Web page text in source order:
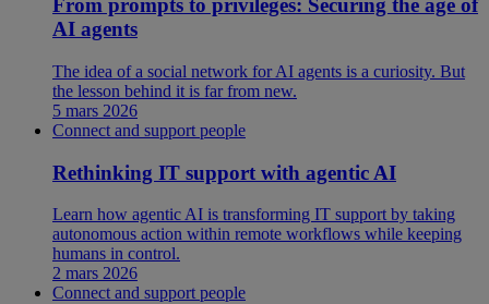
From prompts to privileges: Securing the age of
AI agents
The idea of a social network for AI agents is a curiosity. But
the lesson behind it is far from new.
5 mars 2026
Connect and support people
Rethinking IT support with agentic AI
Learn how agentic AI is transforming IT support by taking
autonomous action within remote workflows while keeping
humans in control.
2 mars 2026
Connect and support people